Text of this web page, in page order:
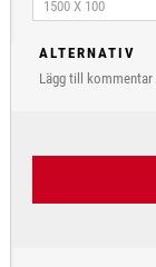
ALTERNATIV
Lägg till